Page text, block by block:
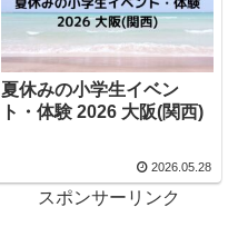
夏休みの小学生イベン
ト・体験 2026 大阪(関西)
2026.05.28
スポンサーリンク